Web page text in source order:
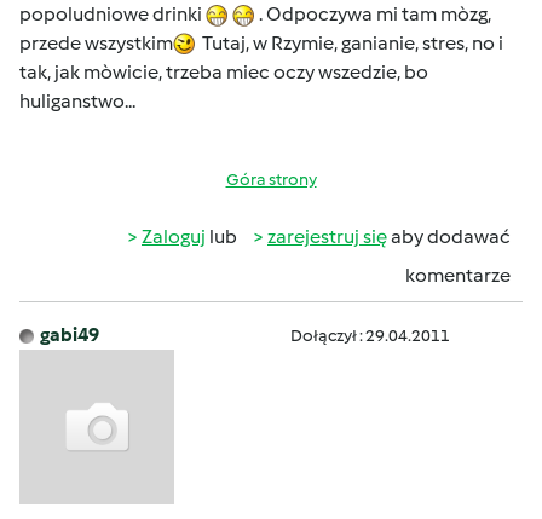
popoludniowe drinki
. Odpoczywa mi tam mòzg,
przede wszystkim
Tutaj, w Rzymie, ganianie, stres, no i
tak, jak mòwicie, trzeba miec oczy wszedzie, bo
huliganstwo...
Góra strony
Zaloguj lub zarejestruj sięaby dodawać
komentarze
gabi49 Dołączył : 29.04.2011